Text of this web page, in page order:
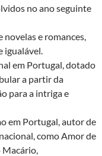
no ano seguinte
e romances,
em Portugal, dotado
a partir da
para a intriga e
em Portugal, autor de
como Amor de